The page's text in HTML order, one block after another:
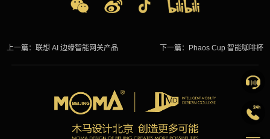
上一篇：联想 AI 边缘智能网关产品 下一篇： Phaos Cup 智能咖啡杯